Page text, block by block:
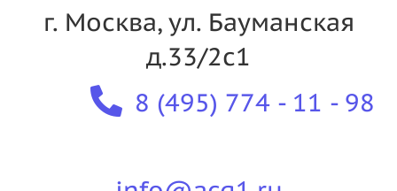
г. Москва, ул. Бауманская
д.33/2с1
8 (495) 774 - 11 - 98